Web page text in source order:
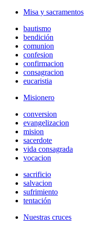
Misa y sacramentos
bautismo
bendición
comunion
confesion
confirmacion
consagracion
eucaristia
Misionero
conversion
evangelizacion
mision
sacerdote
vida consagrada
vocacion
sacrificio
salvacion
sufrimiento
tentación
Nuestras cruces